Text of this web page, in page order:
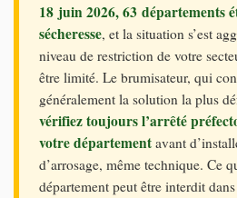
18 juin 2026, 63 départements
sécheresse, et la situation s’est
niveau de restriction de votre
être limité. Le brumisateur, qui
généralement la solution la plus
vérifiez toujours l’arrêté
votre département avant
d’arrosage, même technique. Ce
département peut être interdit